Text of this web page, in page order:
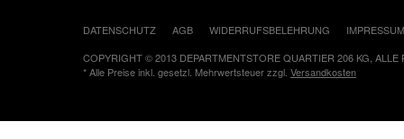
DATENSCHUTZ AGB WIDERRUFSBELEHRUNG
IMPRESSUM
COPYRIGHT © 2013 DEPARTMENTSTORE QUARTIER 206 KG, ALLE
* Alle Preise inkl. gesetzl. Mehrwertsteuer zzgl. Versandkosten